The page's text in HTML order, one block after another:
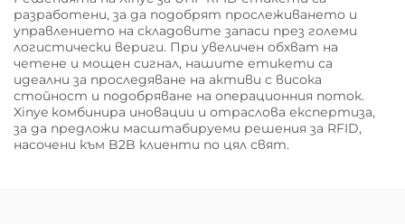
разработени, за да подобрят прослеживането и
управлението на складовите запаси през големи
логистически вериги. При увеличен обхват на
четене и мощен сигнал, нашите етикети са
идеални за проследяване на активи с висока
стойност и подобряване на операционния поток.
Xinye комбинира иновации и отраслова експертиза,
за да предложи масштабируеми решения за RFID,
насочени към B2B клиенти по цял свят.